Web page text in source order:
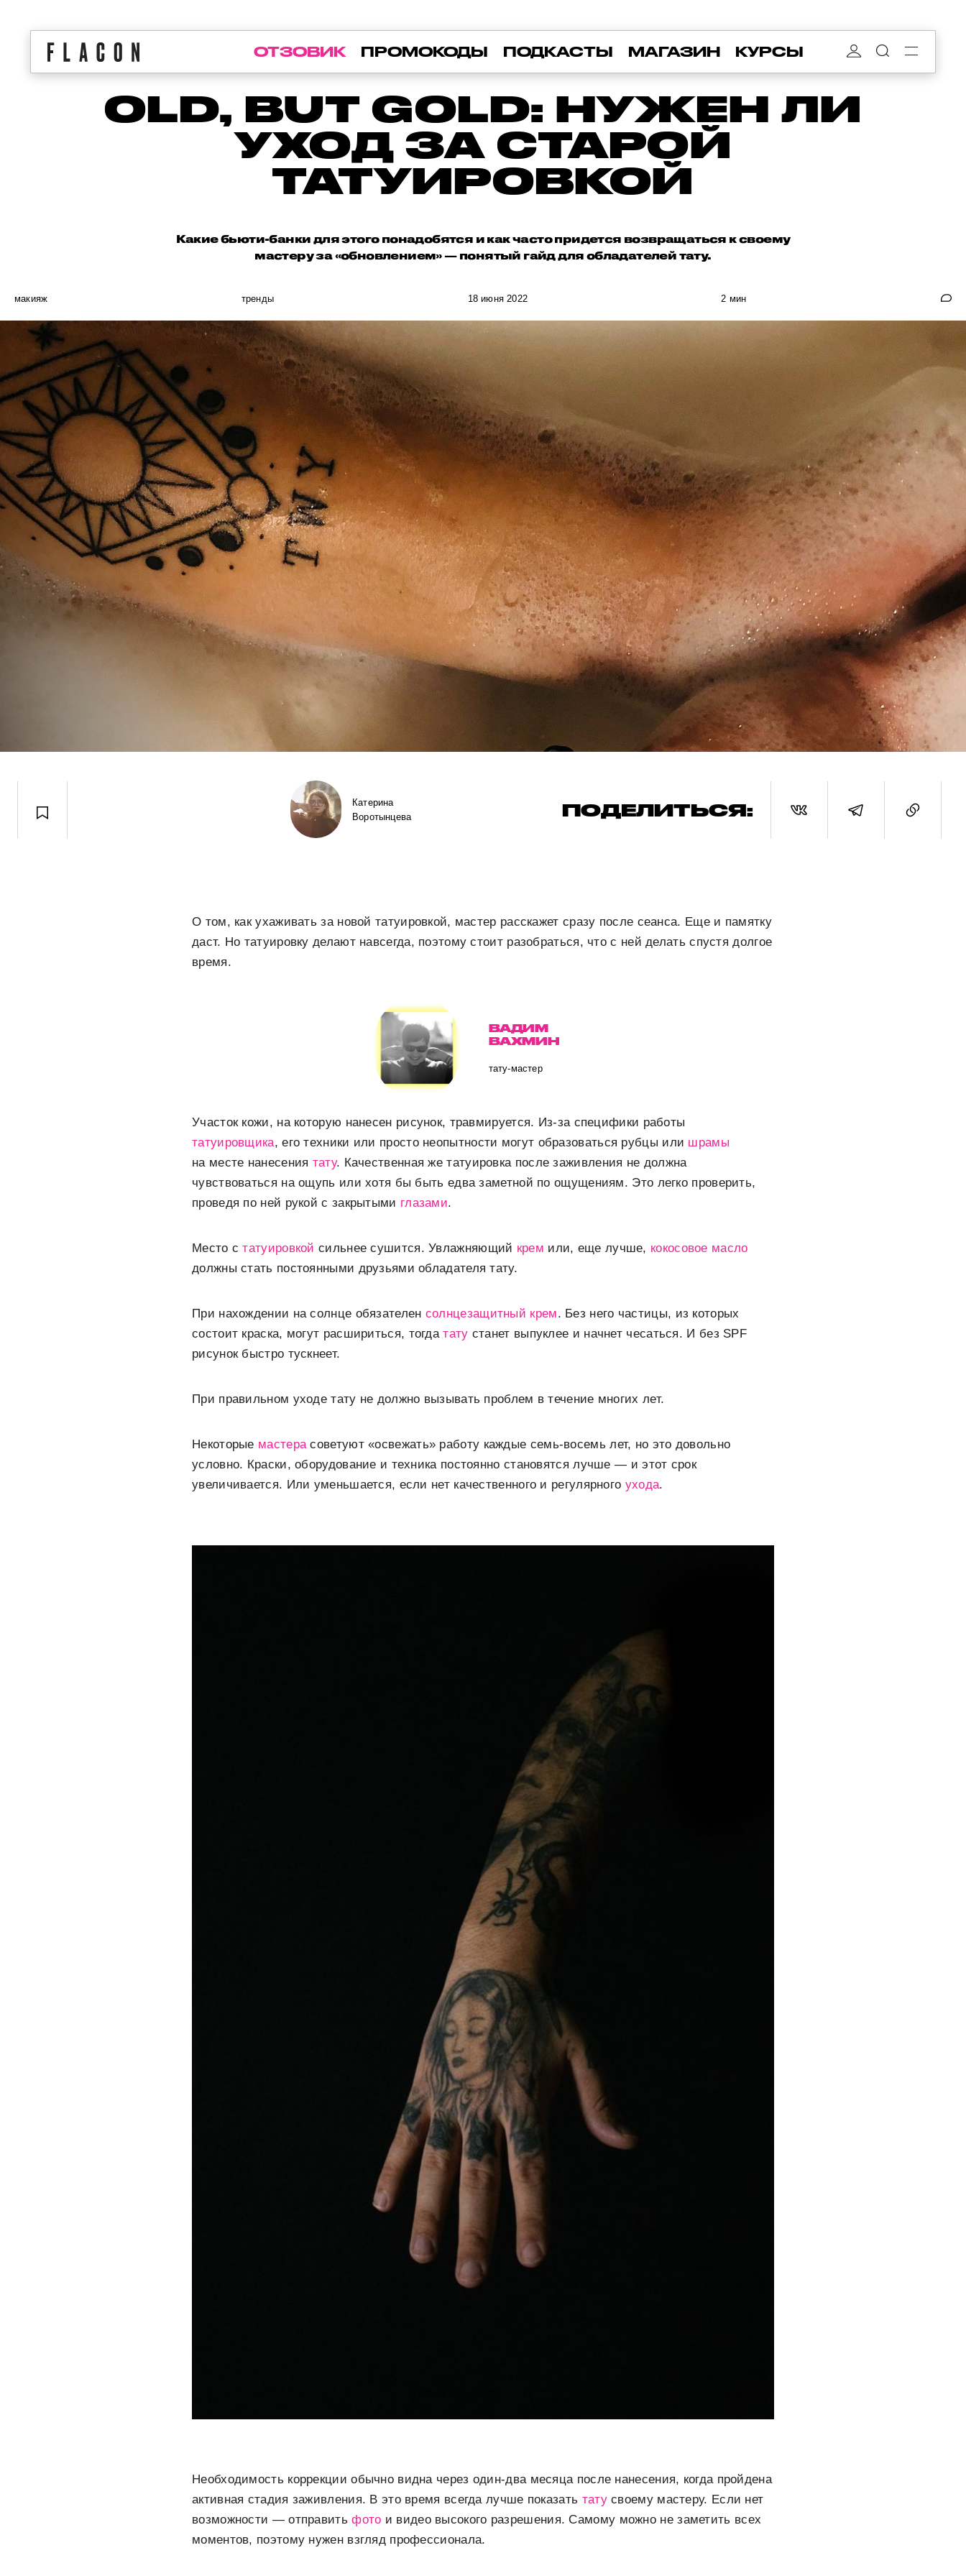
ОТЗОВИК ПРОМОКОДЫ ПОДКАСТЫ МАГАЗИН КУРСЫ
OLD, BUT GOLD: НУЖЕН ЛИ
УХОД ЗА СТАРОЙ
ТАТУИРОВКОЙ
Какие бьюти-банки для этого понадобятся и как часто придется возвращаться к своему
мастеру за «обновлением» — понятый гайд для обладателей тату.
макияж тренды 18 июня 2022 2 мин
Катерина
Воротынцева
ПОДЕЛИТЬСЯ:
О том, как ухаживать за новой татуировкой, мастер расскажет сразу после сеанса. Еще и памятку
даст. Но татуировку делают навсегда, поэтому стоит разобраться, что с ней делать спустя долгое
время.
ВАДИМ
ВАХМИН
тату-мастер
Участок кожи, на которую нанесен рисунок, травмируется. Из-за специфики работы
татуировщика, его техники или просто неопытности могут образоваться рубцы или шрамы
на месте нанесения тату. Качественная же татуировка после заживления не должна
чувствоваться на ощупь или хотя бы быть едва заметной по ощущениям. Это легко проверить,
проведя по ней рукой с закрытыми глазами.
Место статуировкой сильнее сушится. Увлажняющий крем или, еще лучше, кокосовое масло
должны стать постоянными друзьями обладателя тату.
При нахождении на солнце обязателен солнцезащитный крем. Без него частицы, из которых
состоит краска, могут расшириться, тогдатату станет выпуклее и начнет чесаться. И без SPF
рисунок быстро тускнеет.
При правильном уходе тату не должно вызывать проблем в течение многих лет.
Некоторые мастерасоветуют «освежать» работу каждые семь-восемь лет, но это довольно
условно. Краски, оборудование и техника постоянно становятся лучше ― и этот срок
увеличивается. Или уменьшается, если нет качественного и регулярного ухода.
Необходимость коррекции обычно видна через один-два месяца после нанесения, когда пройдена
активная стадия заживления. В это время всегда лучше показать татусвоему мастеру. Если нет
возможности ― отправитьфото и видео высокого разрешения. Самому можно не заметить всех
моментов, поэтому нужен взгляд профессионала.